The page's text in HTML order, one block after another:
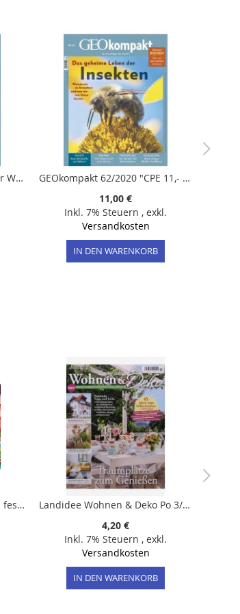
GEOkompakt 72/2022 "Unser Wald"
GEOkompakt 62/2020 "CPE 11,- -€/ Insekten"
11,00 €
Inkl. 7% Steuern , exkl.
Versandkosten
IN DEN WARENKORB
Lecker 12/2025 "Gans schön festlich"
Landidee Wohnen & Deko Po 3/2026
4,20 €
Inkl. 7% Steuern , exkl.
Versandkosten
IN DEN WARENKORB